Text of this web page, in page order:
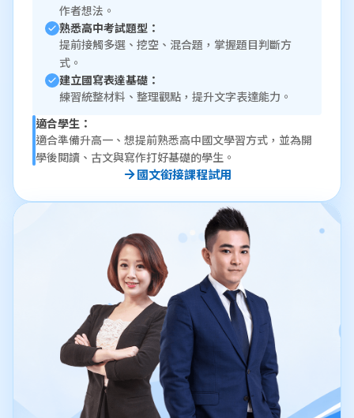
作者想法。
熟悉高中考試題型：
提前接觸多選、挖空、混合題，掌握題目判斷方
式。
建立國寫表達基礎：
練習統整材料、整理觀點，提升文字表達能力。
適合學生：
適合準備升高一、想提前熟悉高中國文學習方式，並為開
學後閱讀、古文與寫作打好基礎的學生。
國文銜接課程試用